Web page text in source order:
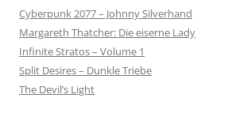
Cyberpunk 2077 – Johnny Silverhand
Margareth Thatcher: Die eiserne Lady
Infinite Stratos – Volume 1
Split Desires – Dunkle Triebe
The Devil’s Light